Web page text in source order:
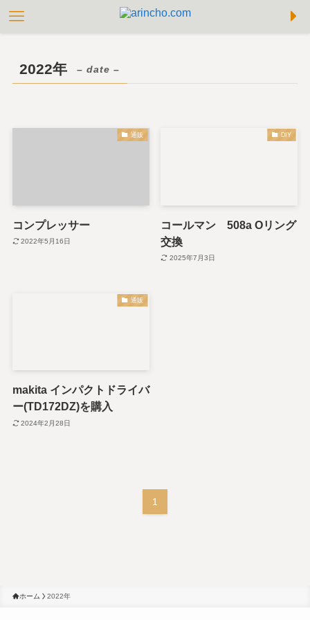
2022年 – date –
通販
コンプレッサー
2022年5月16日
DIY
コールマン 508a Oリング
交換
2025年7月3日
通販
makita インパクトドライバ
ー(TD172DZ)を購入
2024年2月28日
1
ホーム 2022年